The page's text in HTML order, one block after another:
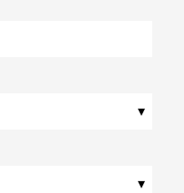
▾
▾